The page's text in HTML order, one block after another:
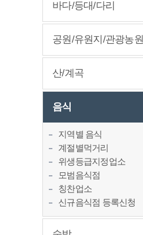
바다/등대/다리
공원/유원지/관광농원
산/계곡
음식
지역별 음식
계절별먹거리
위생등급지정업소
모범음식점
칭찬업소
신규음식점 등록신청